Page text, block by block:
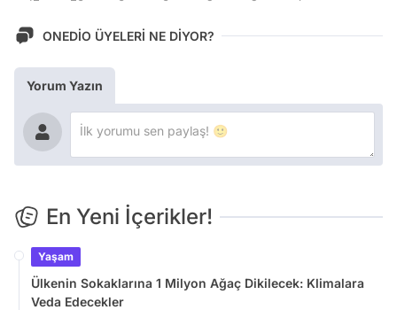
ONEDİO ÜYELERİ NE DİYOR?
Yorum Yazın
En Yeni İçerikler!
Yaşam
Ülkenin Sokaklarına 1 Milyon Ağaç Dikilecek: Klimalara
Veda Edecekler